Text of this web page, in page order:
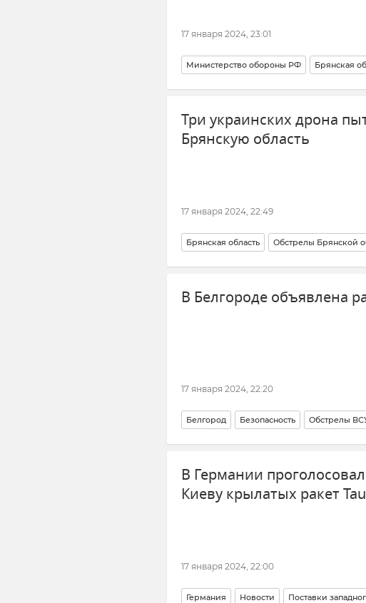
17 января 2024, 23:01
Министерство обороны РФ Брянская
ВСУ (Вооруженные силы Украины)
Три украинских дрона
Брянскую область
17 января 2024, 22:49
Брянская область Обстрелы Брянской
ВСУ (Вооруженные силы Украины)
В Белгороде объявлена
17 января 2024, 22:20
Белгород Безопасность Обстрелы
Обстрелы Белгородской области
В Германии
Киеву крылатых ракет
17 января 2024, 22:00
Германия Новости Поставки